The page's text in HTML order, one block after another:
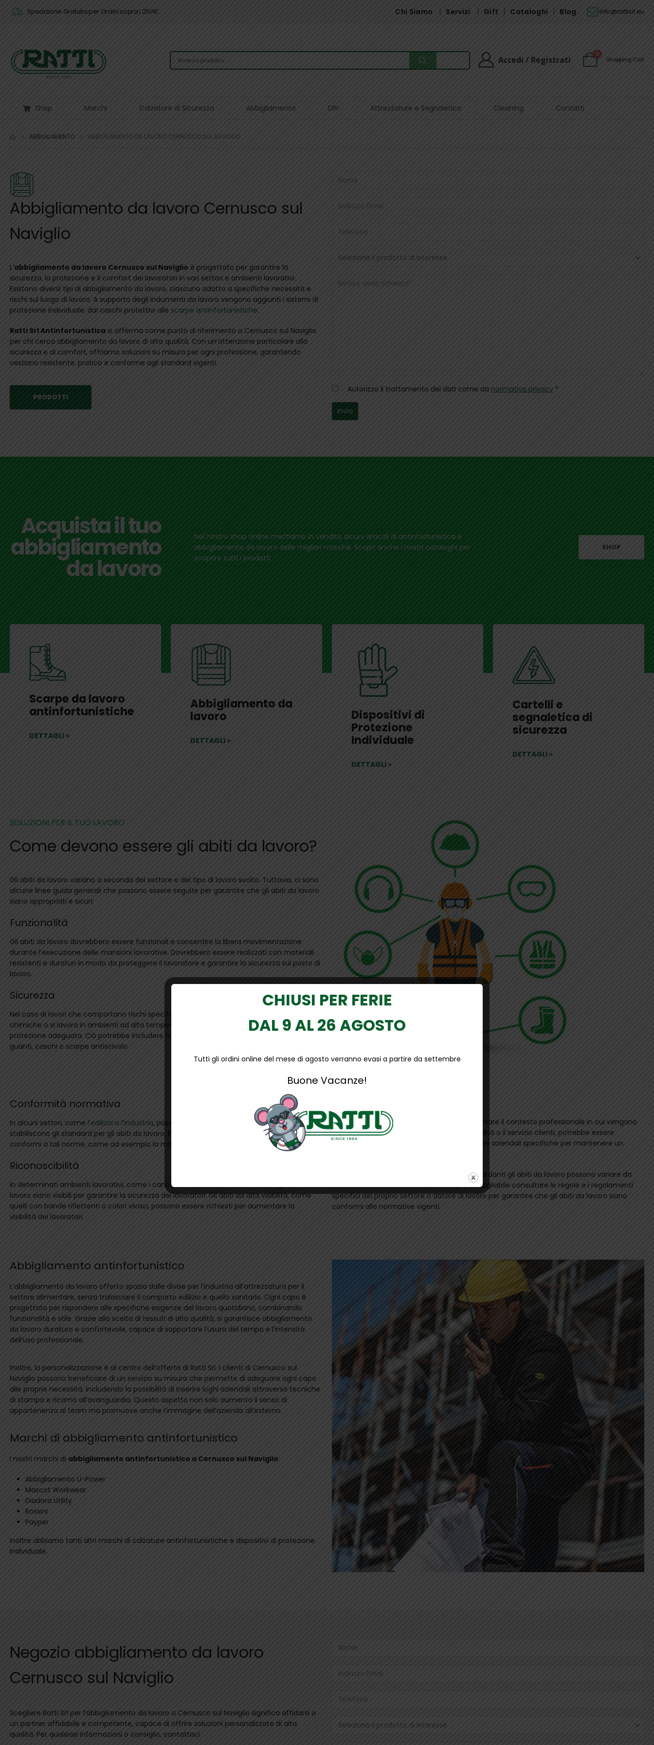
Spedizione Gratuita per Ordini sopra i 250€ Chi Siamo Servizi Gift Cataloghi Blog info@rattisrl.eu
Accedi / Registrati
0
Shopping Cart
Shop Marchi Calzature di Sicurezza Abbigliamento DPI Attrezzature e Segnaletica Cleaning Contatti
ABBIGLIAMENTO ABBIGLIAMENTO DA LAVORO CERNUSCO SUL NAVIGLIO
Abbigliamento da lavoro Cernusco sul
Naviglio
L’abbigliamento da lavoro Cernusco sul Naviglio è progettato per garantire la
sicurezza, la protezione e il comfort dei lavoratori in vari settori e ambienti lavorativi.
Esistono diversi tipi di abbigliamento da lavoro, ciascuno adatto a specifiche necessità e
rischi sul luogo di lavoro. A supporto degli indumenti da lavoro vengono aggiunti i sistemi di
protezione individuale: dai caschi protettivi alle scarpe antinfortunistiche.
Ratti Srl Antinfortunistica si afferma come punto di riferimento a Cernusco sul Naviglio
per chi cerca abbigliamento da lavoro di alta qualità. Con un’attenzione particolare alla
sicurezza e al comfort, offriamo soluzioni su misura per ogni professione, garantendo
vestiario resistente, pratico e conforme agli standard vigenti.
PRODOTTI
Autorizzo il trattamento dei dati come da normativa privacy *
Acquista il tuo
abbigliamento
da lavoro
Nel nostro shop online mettiamo in vendita alcuni articoli di antinfortunistica e
abbigliamento da lavoro delle migliori marche. Scopri anche i nostri cataloghi per
scoprire tutti i prodotti.
SHOP
Scarpe da lavoro
antinfortunistiche
DETTAGLI »
Abbigliamento da
lavoro
DETTAGLI »
Dispositivi di
Protezione
Individuale
DETTAGLI »
Cartelli e
segnaletica di
sicurezza
DETTAGLI »
SOLUZIONI PER IL TUO LAVORO
Come devono essere gli abiti da lavoro?
Gli abiti da lavoro variano a seconda del settore e del tipo di lavoro svolto. Tuttavia, ci sono
alcune linee guida generali che possono essere seguite per garantire che gli abiti da lavoro
siano appropriati e sicuri:
Funzionalità
Gli abiti da lavoro dovrebbero essere funzionali e consentire la libera movimentazione
durante l’esecuzione delle mansioni lavorative. Dovrebbero essere realizzati con materiali
resistenti e duraturi in modo da proteggere il lavoratore e garantire la sicurezza sul posto di
lavoro.
Sicurezza
Nel caso di lavori che comportano rischi specifici, come quelli in cui si manipolano sostanze
chimiche o si lavora in ambienti ad alta temperatura, gli abiti da lavoro devono offrire una
protezione adeguata. Ciò potrebbe includere l’uso di tute protettive, indumenti ignifughi,
guanti, caschi o scarpe antiscivolo.
Conformità normativa
In alcuni settori, come l’edilizia o l’industria, possono esistere regolamenti specifici che
stabiliscono gli standard per gli abiti da lavoro. È importante assicurarsi che gli abiti siano
conformi a tali norme, come ad esempio la marcatura CE per l’abbigliamento protettivo.
Riconoscibilità
In determinati ambienti lavorativi, come i cantieri o le strade, è essenziale che gli abiti da
lavoro siano visibili per garantire la sicurezza dei lavoratori. Gli abiti ad alta visibilità, come
quelli con bande riflettenti o colori vivaci, possono essere richiesti per aumentare la
visibilità dei lavoratori.
Gli abiti da lavoro dovrebbero anche rispecchiare il contesto professionale in cui vengono
utilizzati. Ad esempio, in settori come l’ospitalità o il servizio clienti, potrebbe essere
richiesto un abbigliamento formale o uniformi aziendali specifiche per mantenere un
È importante sottolineare che le norme riguardanti gli abiti da lavoro possono variare da
un’industria all’altra. Pertanto, è sempre consigliabile consultare le regole e i regolamenti
specifici del proprio settore o datore di lavoro per garantire che gli abiti da lavoro siano
conformi alle normative vigenti.
Abbigliamento antinfortunistico
L’abbigliamento da lavoro offerto spazia dalle divise per l’industria all’attrezzatura per il
settore alimentare, senza tralasciare il comparto edilizio e quello sanitario. Ogni capo è
progettato per rispondere alle specifiche esigenze del lavoro quotidiano, combinando
funzionalità e stile. Grazie alla scelta di tessuti di alta qualità, si garantisce abbigliamento
da lavoro duraturo e confortevole, capace di sopportare l’usura del tempo e l’intensità
dell’uso professionale.
Inoltre, la personalizzazione è al centro dell’offerta di Ratti Srl. I clienti di Cernusco sul
Naviglio possono beneficiare di un servizio su misura che permette di adeguare ogni capo
alle proprie necessità, includendo la possibilità di inserire loghi aziendali attraverso tecniche
di stampa e ricamo all’avanguardia. Questo aspetto non solo aumenta il senso di
appartenenza al team ma promuove anche l’immagine dell’azienda all’esterno.
Marchi di abbigliamento antinfortunistico
I nostri marchi di abbigliamento antinfortunistico a Cernusco sul Naviglio:
Abbigliamento U-Power
Mascot Workwear
Diadora Utility
Rossini
Payper
Inoltre abbiamo tanti altri marchi di calzature antinfortunistiche e dispositivi di protezione
individuale.
Negozio abbigliamento da lavoro
Cernusco sul Naviglio
Scegliere Ratti Srl per l’abbigliamento da lavoro a Cernusco sul Naviglio significa affidarsi a
un partner affidabile e competente, capace di offrire soluzioni personalizzate di alta
qualità. Per qualsiasi informazioni o consiglio, contattaci.
CHIUSI PER FERIE
DAL 9 AL 26 AGOSTO
Tutti gli ordini online del mese di agosto verranno evasi a partire da settembre
Buone Vacanze!